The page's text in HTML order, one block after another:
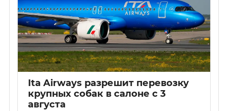
Ita Airways разрешит перевозку
крупных собак в салоне с 3
августа